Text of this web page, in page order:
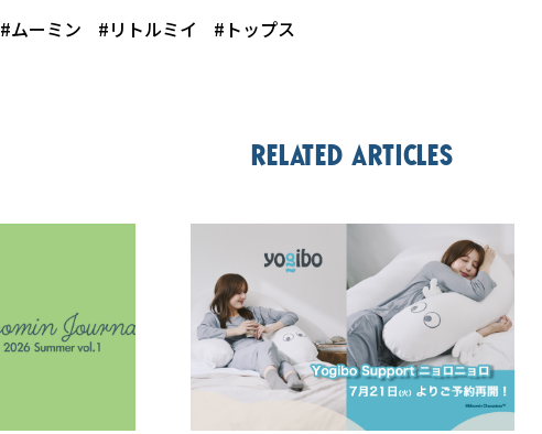
#ムーミン #リトルミイ #トップス
Related articles